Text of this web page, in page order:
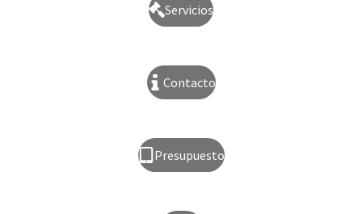
Servicios
Contacto
Presupuesto